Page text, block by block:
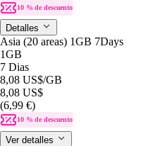
10 % de descuento
Detalles
Asia (20 areas) 1GB 7Days
1GB
7 Dias
8,08 US$/GB
8,08 US$
(6,99 €)
10 % de descuento
Ver detalles